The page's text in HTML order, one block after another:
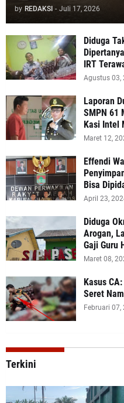
by REDAKSI - Juli 17, 2026
Diduga
IRT
Agustus 03,
‎Laporan
SMPN 61
Kasi Intel
Maret 12,
Effendi
Bisa
April 23,
Diduga
Arogan,
Gaji Guru
Maret 08,
Kasus
Seret
Februari 07,
Terkini